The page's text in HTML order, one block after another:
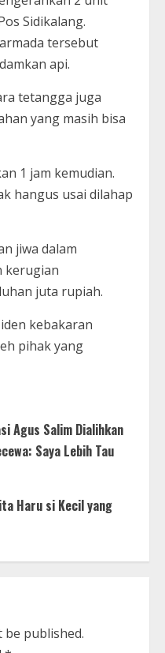
Sidikalang.
tersebut
api.
tetangga juga
yang masih bisa
1 jam kemudian.
hangus usai dilahap
jiwa dalam
kerugian
juta rupiah.
kebakaran
pihak yang
Agus Salim Dialihkan
Saya Lebih Tau
Haru si Kecil yang
be published.